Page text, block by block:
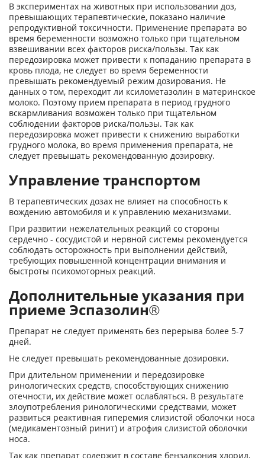
В экспериментах на животных при использовании доз,
превышающих терапевтические, показано наличие
репродуктивной токсичности. Применение препарата во
время беременности возможно только при тщательном
взвешивании всех факторов риска/пользы. Так как
передозировка может привести к попаданию препарата в
кровь плода, не следует во время беременности
превышать рекомендуемый режим дозирования. Не
данных о том, переходит ли ксилометазолин в материнское
молоко. Поэтому прием препарата в период грудного
вскармливания возможен только при тщательном
соблюдении факторов риска/пользы. Так как
передозировка может привести к снижению выработки
грудного молока, во время применения препарата, не
следует превышать рекомендованную дозировку.
Управление транспортом
В терапевтических дозах не влияет на способность к
вождению автомобиля и к управлению механизмами.
При развитии нежелательных реакций со стороны
сердечно - сосудистой и нервной системы рекомендуется
соблюдать осторожность при выполнении действий,
требующих повышенной концентрации внимания и
быстроты психомоторных реакций.
Дополнительные указания при
приеме Эспазолин®
Препарат не следует применять без перерыва более 5-7
дней.
Не следует превышать рекомендованные дозировки.
При длительном применении и передозировке
ринологических средств, способствующих снижению
отечности, их действие может ослабляться. В результате
злоупотребления ринологическими средствами, может
развиться реактивная гиперемия слизистой оболочки носа
(медикаментозный ринит) и атрофия слизистой оболочки
носа.
Так как препарат содержит в составе бензалкония хлорид,